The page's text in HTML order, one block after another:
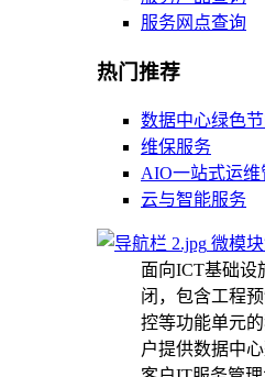
服务网点查询
热门推荐
数据中心绿色
维保服务
AIO一站式运维
云与智能服务
微模
面向ICT基础设
闭，包含工程
控等功能单元
户提供数据中